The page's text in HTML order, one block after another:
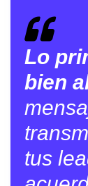
Lo
bien
tus